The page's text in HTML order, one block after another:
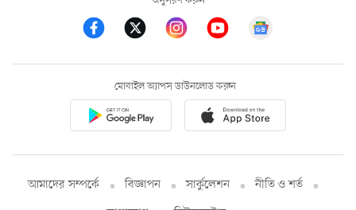
মোবাইল অ্যাপস ডাউনলোড করুন
আমাদের সম্পর্কে বিজ্ঞাপন সার্কুলেশন
নীতি ও শর্ত